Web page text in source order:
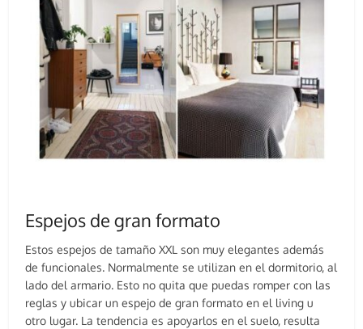
Espejos de gran formato
Estos espejos de tamaño XXL son muy elegantes además
de funcionales. Normalmente se utilizan en el dormitorio, al
lado del armario. Esto no quita que puedas romper con las
reglas y ubicar un espejo de gran formato en el living u
otro lugar. La tendencia es apoyarlos en el suelo, resulta